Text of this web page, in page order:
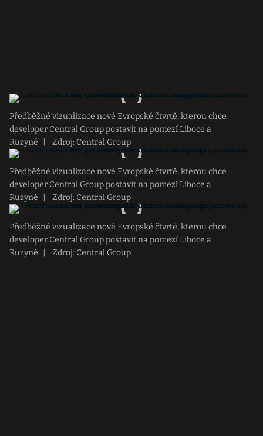
Předběžné vizualizace nové Evropské čtvrtě, kterou chce
developer Central Group postavit na pomezí Liboce a
Ruzyně
Zdroj: Central Group
Předběžné vizualizace nové Evropské čtvrtě, kterou chce
developer Central Group postavit na pomezí Liboce a
Ruzyně
Zdroj: Central Group
Předběžné vizualizace nové Evropské čtvrtě, kterou chce
developer Central Group postavit na pomezí Liboce a
Ruzyně
Zdroj: Central Group